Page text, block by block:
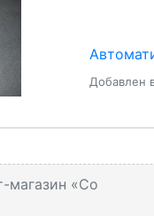
Добавлен
магазин «Со